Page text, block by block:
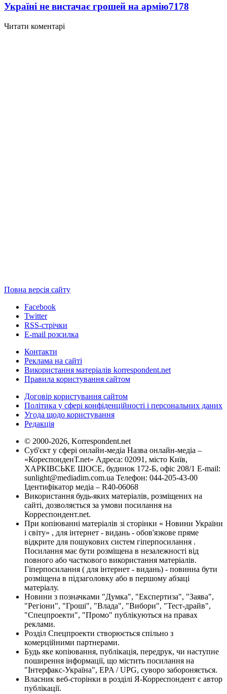
Україні не вистачає грошей на армію7178
Читати коментарі
Повна версія сайту
Facebook
Twitter
RSS-стрічки
E-mail розсилка
Контакти
Реклама на сайті
Використання матеріалів korrespondent.net
Правила користування сайтом
Договір користування сайтом
Політика у сфері конфіденційності і персональних даних
Угода щодо користування
Редакція
© 2000-2026, Korrespondent.net
Суб'єкт у сфері онлайн-медіа Назва онлайн-медіа –
«КореспонденТ.net» Адреса: 02091, місто Київ,
ХАРКІВСЬКЕ ШОСЕ, будинок 172-Б, офіс 208/1 E-mail:
sunlight@mediadim.com.ua Телефон: 044-205-43-00
Ідентифікатор медіа – R40-06068
Використання будь-яких матеріалів, розміщених на
сайті, дозволяється за умови посилання на
Корреспондент.net.
При копіюванні матеріалів зі сторінки « Новини України
і світу» , для інтернет - видань - обов'язкове пряме
відкрите для пошукових систем гіперпосилання .
Посилання має бути розміщена в незалежності від
повного або часткового використання матеріалів.
Гіперпосилання ( для інтернет - видань) - повинна бути
розміщена в підзаголовку або в першому абзаці
матеріалу.
Новини з позначками "Думка", "Експертиза", "Заява",
"Регіони", "Гроші", "Влада", "Вибори", "Тест-драйв",
"Спецпроекти", "Промо" публікуються на правах
реклами.
Розділ Спецпроекти створюється спільно з
комерційними партнерами.
Будь яке копіювання, публікація, передрук, чи наступне
поширення інформації, що містить посилання на
"Інтерфакс-Україна", EPA / UPG, суворо забороняється.
Власник веб-сторінки в розділі Я-Корреспондент є автор
публікації.